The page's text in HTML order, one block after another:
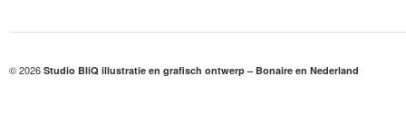
© 2026 Studio BliQ illustratie en grafisch ontwerp – Bonaire en Nederland